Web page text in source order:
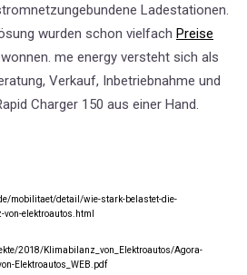
Ladestationen.
wurden schon vielfach Preise
me energy versteht sich als
Verkauf, Inbetriebnahme und
Charger 150 aus einer Hand.
mobilitaet/detail/wie-stark-belastet-die-
elektroautos.html
2018/Klimabilanz_von_Elektroautos/Agora-
Elektroautos_WEB.pdf